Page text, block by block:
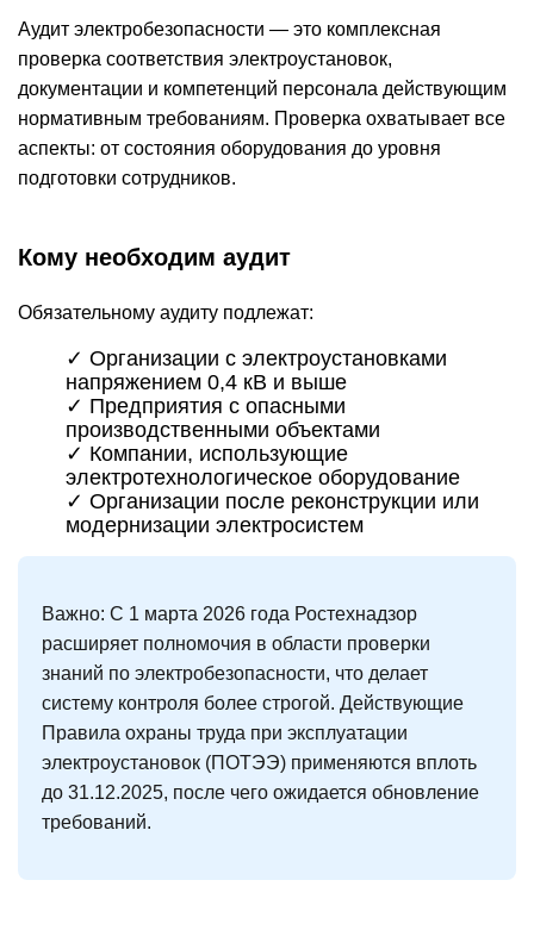
Аудит электробезопасности — это комплексная
проверка соответствия электроустановок,
документации и компетенций персонала действующим
нормативным требованиям. Проверка охватывает все
аспекты: от состояния оборудования до уровня
подготовки сотрудников.
Кому необходим аудит
Обязательному аудиту подлежат:
✓ Организации с электроустановками
напряжением 0,4 кВ и выше
✓ Предприятия с опасными
производственными объектами
✓ Компании, использующие
электротехнологическое оборудование
✓ Организации после реконструкции или
модернизации электросистем
Важно: С 1 марта 2026 года Ростехнадзор
расширяет полномочия в области проверки
знаний по электробезопасности, что делает
систему контроля более строгой. Действующие
Правила охраны труда при эксплуатации
электроустановок (ПОТЭЭ) применяются вплоть
до 31.12.2025, после чего ожидается обновление
требований.